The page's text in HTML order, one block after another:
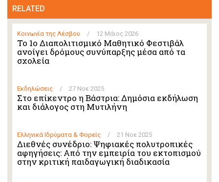
RELATED
Κοινωνία της Λέσβου / 12 Μάιος 2026
Το 1ο Διαπολιτισμικό Μαθητικό Φεστιβάλ
ανοίγει δρόμους συνύπαρξης μέσα από τα
σχολεία
Εκδηλώσεις / 27 Νοε 2025
Στο επίκεντρο η Βάστρια: Δημόσια εκδήλωση
και διάλογος στη Μυτιλήνη
Ελληνικά Ιδρύματα & Φορείς / 21 Νοε 2025
Διεθνές συνέδριο: Ψηφιακές πολυτροπικές
αφηγήσεις: Από την εμπειρία του εκτοπισμού
στην κριτική παιδαγωγική διαδικασία